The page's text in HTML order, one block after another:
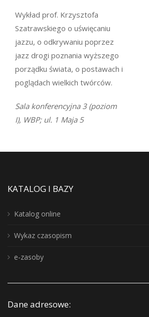
Wykład prof. Krzysztofa
Szatrawskiego o uświęcaniu
jazzu, o odkrywaniu poprzez
jazz drogi poznania wyższego
porządku świata, o postawach i
poglądach wielkich twórców.
Sala konferencyjna 3 (poziom
I), WBP; ul. 1 Maja 5
KATALOG I BAZY
Katalog online
Wykaz czasopism
e-zasoby
Dane adresowe: